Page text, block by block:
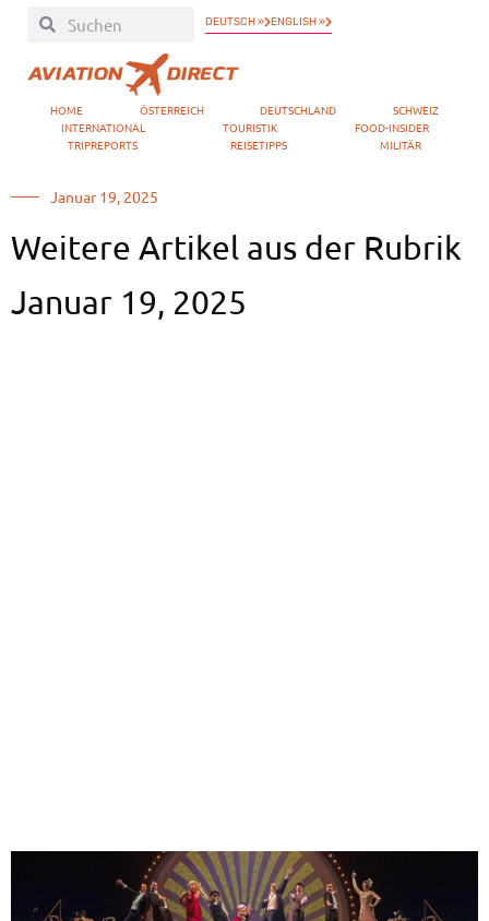
DEUTSCH » ENGLISH »
HOME ÖSTERREICH DEUTSCHLAND
SCHWEIZ
INTERNATIONAL
TOURISTIK
FOOD-INSIDER
TRIPREPORTS
REISETIPPS MILITÄR
Januar 19, 2025
Weitere Artikel aus der Rubrik
Januar 19, 2025